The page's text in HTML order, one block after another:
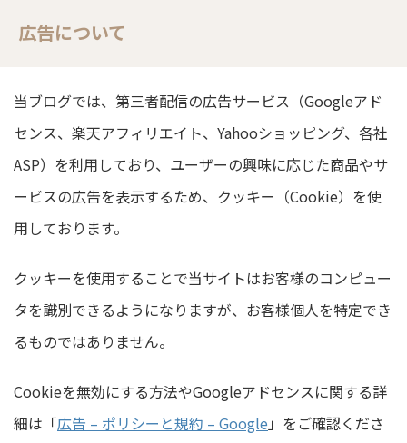
広告について
当ブログでは、第三者配信の広告サービス（Googleアド
センス、楽天アフィリエイト、Yahooショッピング、各社
ASP）を利用しており、ユーザーの興味に応じた商品やサ
ービスの広告を表示するため、クッキー（Cookie）を使
用しております。
クッキーを使用することで当サイトはお客様のコンピュー
タを識別できるようになりますが、お客様個人を特定でき
るものではありません。
Cookieを無効にする方法やGoogleアドセンスに関する詳
細は「広告 – ポリシーと規約 – Google 」をご確認くださ